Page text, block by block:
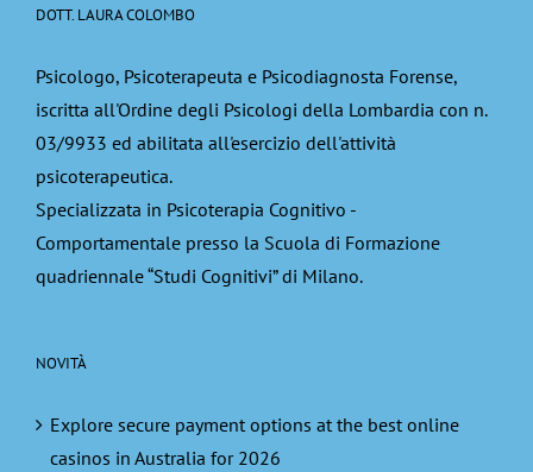
DOTT. LAURA COLOMBO
Psicologo, Psicoterapeuta e Psicodiagnosta Forense,
iscritta all'Ordine degli Psicologi della Lombardia con n.
03/9933 ed abilitata all'esercizio dell'attività
psicoterapeutica.
Specializzata in Psicoterapia Cognitivo -
Comportamentale presso la Scuola di Formazione
quadriennale “Studi Cognitivi” di Milano.
NOVITÀ
Explore secure payment options at the best online
casinos in Australia for 2026